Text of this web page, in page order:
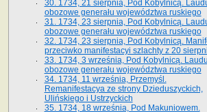
30. 1734, 21 sierpnia, Pod Kobylnicą.
obozowe generału województwa ruskiego
31. 1734, 23 sierpnia, Pod Kobylnicą.
obozowe generału województwa ruskiego
32. 1734, 23 sierpnia, Pod Kobylnicą.
przeciwko manifestacyi szlachty z 20
33. 1734, 3 września, Pod Kobylnicą.
obozowe generału województwa ruskiego
34. 1734, 11 września, Przemyśl.
Remanifestacya ze strony Dzieduszyckich,
Ulińskiego i Ustrzyckich
35. 1734, 18 września, Pod Makuniowem.